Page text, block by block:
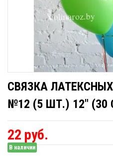
СВЯЗКА
№12 (5 ШТ.) 12" (30
22 руб.
В наличии